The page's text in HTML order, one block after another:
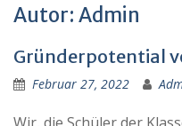
Autor: Admin
Gründerpotential
Februar 27, 2022